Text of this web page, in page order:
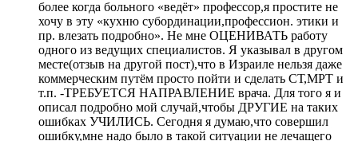
более когда больного «ведёт» профессор,я простите не
хочу в эту «кухню субординации,профессион. этики и
пр. влезать подробно». Не мне ОЦЕНИВАТЬ работу
одного из ведущих специалистов. Я указывал в другом
месте(отзыв на другой пост),что в Израиле нельзя даже
коммерческим путём просто пойти и сделать СТ,МРТ и
т.п. -ТРЕБУЕТСЯ НАПРАВЛЕНИЕ врача. Для того я и
описал подробно мой случай,чтобы ДРУГИЕ на таких
ошибках УЧИЛИСЬ. Сегодня я думаю,что совершил
ошибку,мне надо было в такой ситуации не лечащего